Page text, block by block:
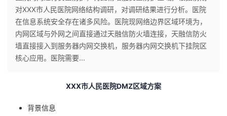
个
人
主
我
的
发
对XXX市人民医院网络结构调研，对调研结果进行分析。医院
在信息系统安全存在诸多风险。医院现网络边界区域环境为，
内网区域与外网之间直接通过天融信防火墙连接，天融信防火
墙直接接入到服务器内网交换机，服务器内网交换机下挂院区
核心应用。医院需要...
XXX市人民医院DMZ区域方案
背景信息